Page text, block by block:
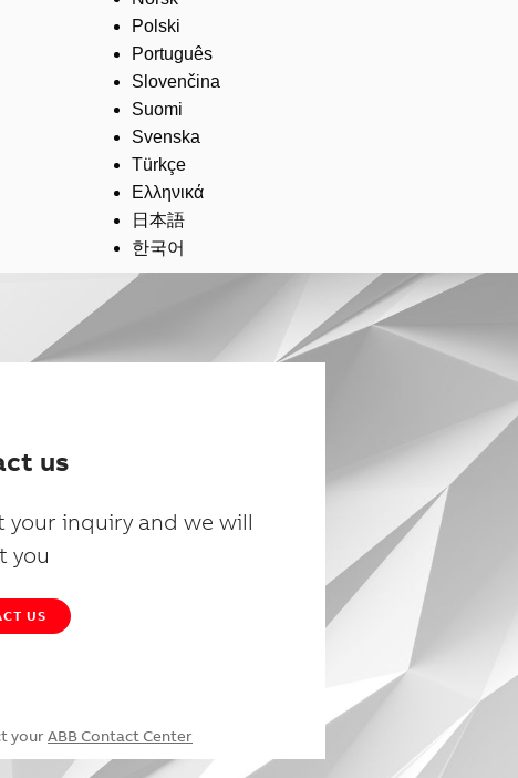
Polski
Português
Slovenčina
Suomi
Svenska
Türkçe
Ελληνικά
日本語
한국어
us
your inquiry and we will
you
US
your ABB Contact Center